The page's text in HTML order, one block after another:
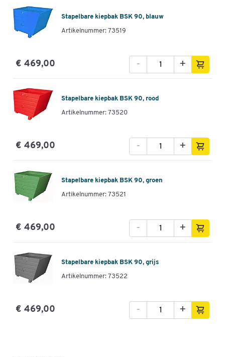
Stapelbare kiepbak BSK 90, blauw
Artikelnummer: 73519
€ 469,00 +
-
Stapelbare kiepbak BSK 90, rood
Artikelnummer: 73520
€ 469,00 +
-
Stapelbare kiepbak BSK 90, groen
Artikelnummer: 73521
€ 469,00 +
-
Stapelbare kiepbak BSK 90, grijs
Artikelnummer: 73522
€ 469,00 +
-